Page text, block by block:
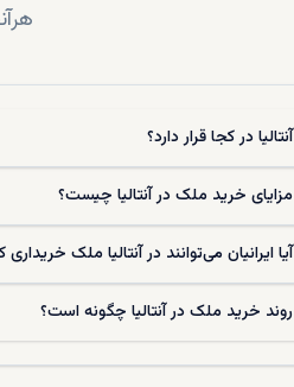
آنتالیا در کجا قرار دارد؟
مزایای خرید ملک در آنتالیا چیست؟
آیا ایرانیان می‌توانند در آنتالیا ملک خریداری
روند خرید ملک در آنتالیا چگونه است؟